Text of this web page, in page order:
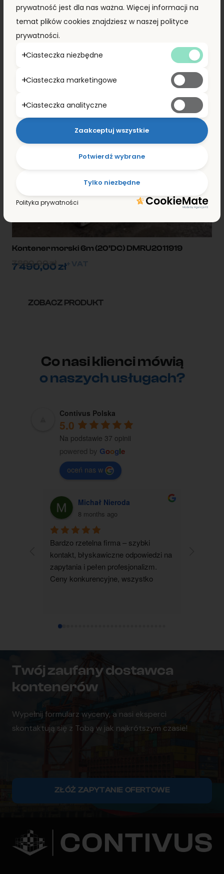
ZOBACZ PRODUKT
Kontener morski 6m (20’DC) DMRU2011919
7 490,00zł+ VAT
7 890,00 zł
ZOBACZ PRODUKT
Co nasi klienci mówią
o naszych usługach?
Contivus Polska
5.0
Na podstawie 37 opinii
powered by Google
oceń nas w
Michał Nieroda
8 months ago
Bardzo rzetelna firma – szybki
kontakt, błyskawiczne odpowiedzi na
zapytania i pełen profesjonalizm.
Ceny konkurencyjne, wszystko
Twój zaufany dostawca
kontenerów
Wypełnij formularz wyceny, a nasi eksperci
skontaktują się z Tobą w jak najkrótszym czasie!
ZŁÓŻ ZAPYTANIE OFERTOWE
prywatność jest dla nas ważna. Więcej informacji na
temat plików cookies znajdziesz w naszej polityce
prywatności.
Ciasteczka niezbędne
Ciasteczka marketingowe
Ciasteczka analityczne
Tylko niezbędne
Potwierdź wybrane
Zaakceptuj wszystkie
Polityka prywatności